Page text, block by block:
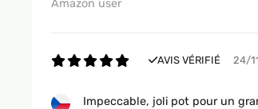
Amazon user
AVIS VÉRIFIÉ 24/
Impeccable, joli pot pour un